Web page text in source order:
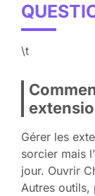
\t
Gérer les
sorcier mais
jour. Ouvrir
Autres outils,